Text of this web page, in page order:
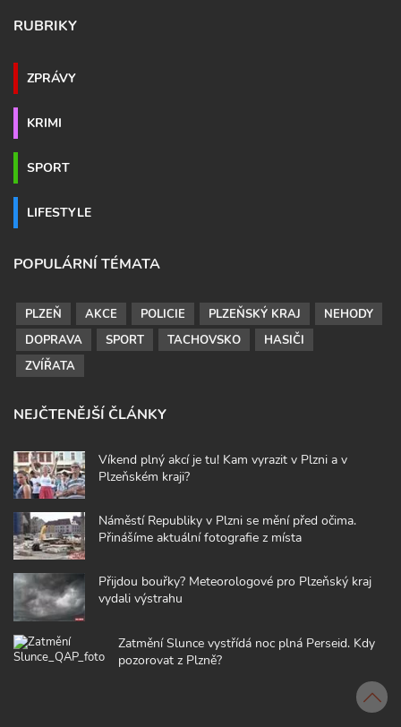
RUBRIKY
ZPRÁVY
KRIMI
SPORT
LIFESTYLE
POPULÁRNÍ TÉMATA
PLZEŇ AKCE POLICIE PLZEŇSKÝ KRAJ
NEHODY
DOPRAVA
SPORT TACHOVSKO
HASIČI
ZVÍŘATA
NEJČTENĚJŠÍ ČLÁNKY
Víkend plný akcí je tu! Kam vyrazit v Plzni a v
Plzeňském kraji?
Náměstí Republiky v Plzni se mění před očima.
Přinášíme aktuální fotografie z místa
Přijdou bouřky? Meteorologové pro Plzeňský kraj
vydali výstrahu
Zatmění Slunce vystřídá noc plná Perseid. Kdy
pozorovat z Plzně?